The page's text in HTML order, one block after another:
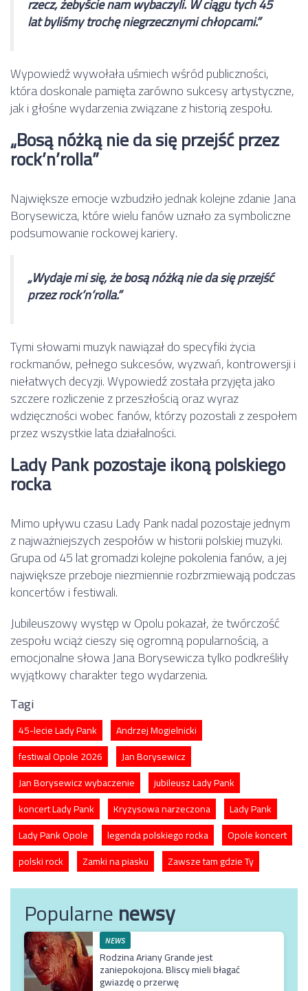
rzecz, żebyście nam wybaczyli. W ciągu tych 45
lat byliśmy trochę niegrzecznymi chłopcami.”
Wypowiedź wywołała uśmiech wśród publiczności,
która doskonale pamięta zarówno sukcesy artystyczne,
jak i głośne wydarzenia związane z historią zespołu.
„Bosą nóżką nie da się przejść przez
rock’n’rolla”
Największe emocje wzbudziło jednak kolejne zdanie Jana
Borysewicza, które wielu fanów uznało za symboliczne
podsumowanie rockowej kariery.
„Wydaje mi się, że bosą nóżką nie da się przejść
przez rock’n’rolla.”
Tymi słowami muzyk nawiązał do specyfiki życia
rockmanów, pełnego sukcesów, wyzwań, kontrowersji i
niełatwych decyzji. Wypowiedź została przyjęta jako
szczere rozliczenie z przeszłością oraz wyraz
wdzięczności wobec fanów, którzy pozostali z zespołem
przez wszystkie lata działalności.
Lady Pank pozostaje ikoną polskiego
rocka
Mimo upływu czasu Lady Pank nadal pozostaje jednym
z najważniejszych zespołów w historii polskiej muzyki.
Grupa od 45 lat gromadzi kolejne pokolenia fanów, a jej
największe przeboje niezmiennie rozbrzmiewają podczas
koncertów i festiwali.
Jubileuszowy występ w Opolu pokazał, że twórczość
zespołu wciąż cieszy się ogromną popularnością, a
emocjonalne słowa Jana Borysewicza tylko podkreśliły
wyjątkowy charakter tego wydarzenia.
Tagi
45-lecie Lady Pank
Andrzej Mogielnicki
festiwal Opole 2026
Jan Borysewicz
Jan Borysewicz wybaczenie
jubileusz Lady Pank
koncert Lady Pank
Kryzysowa narzeczona
Lady Pank
Lady Pank Opole
legenda polskiego rocka
Opole koncert
polski rock
Zamki na piasku Zawsze tam gdzie Ty
Popularnenewsy
NEWS
Rodzina Ariany Grande jest
zaniepokojona. Bliscy mieli błagać
gwiazdę o przerwę